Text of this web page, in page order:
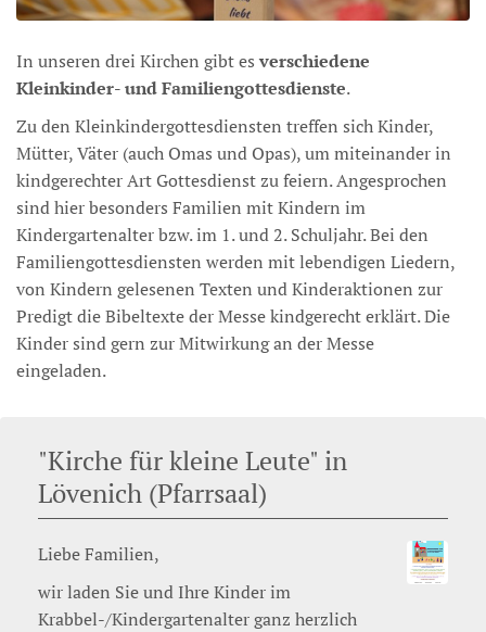
In unseren drei Kirchen gibt esverschiedene
Kleinkinder- und Familiengottesdienste.
Zu den Kleinkindergottesdiensten treffen sich Kinder,
Mütter, Väter (auch Omas und Opas), um miteinander in
kindgerechter Art Gottesdienst zu feiern. Angesprochen
sind hier besonders Familien mit Kindern im
Kindergartenalter bzw. im 1. und 2. Schuljahr. Bei den
Familiengottesdiensten werden mit lebendigen Liedern,
von Kindern gelesenen Texten und Kinderaktionen zur
Predigt die Bibeltexte der Messe kindgerecht erklärt. Die
Kinder sind gern zur Mitwirkung an der Messe
eingeladen.
"Kirche für kleine Leute" in
Lövenich (Pfarrsaal)
Liebe Familien,
wir laden Sie und Ihre Kinder im
Krabbel-/Kindergartenalter ganz herzlich